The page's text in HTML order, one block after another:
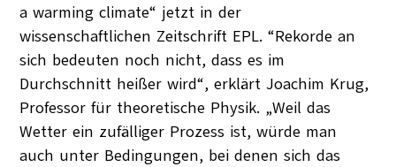
a warming climate“ jetzt in der
wissenschaftlichen Zeitschrift EPL. “Rekorde an
sich bedeuten noch nicht, dass es im
Durchschnitt heißer wird“, erklärt Joachim Krug,
Professor für theoretische Physik. „Weil das
Wetter ein zufälliger Prozess ist, würde man
auch unter Bedingungen, bei denen sich das